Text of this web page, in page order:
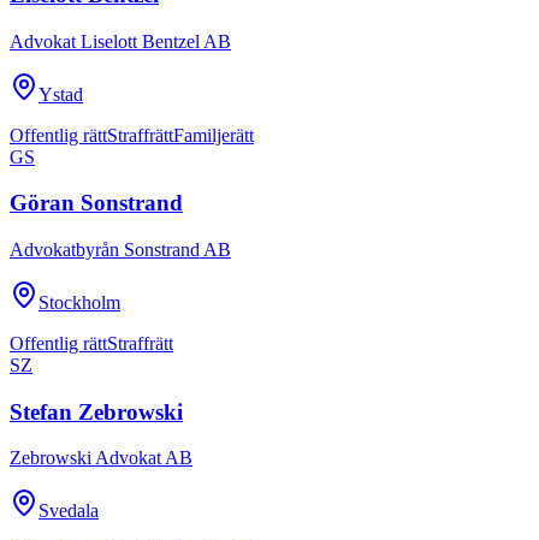
Advokat Liselott Bentzel AB
Ystad
Offentlig rättStraffrättFamiljerätt
GS
Göran Sonstrand
Advokatbyrån Sonstrand AB
Stockholm
Offentlig rättStraffrätt
SZ
Stefan Zebrowski
Zebrowski Advokat AB
Svedala